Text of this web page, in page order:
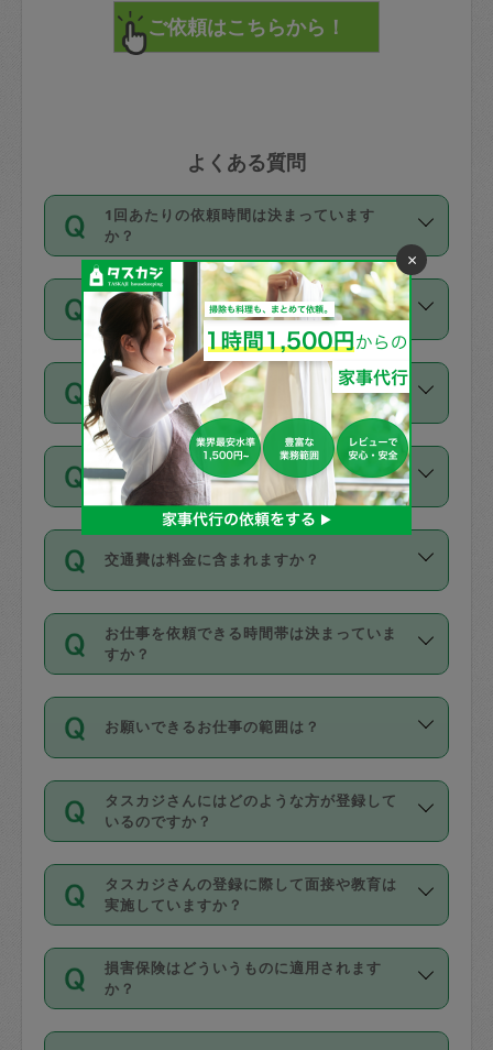
よくある質問
1回あたりの依頼時間は決まっています
か？
依頼1回につき3時間固定です。3時間を
超えて依頼したい場合は、延長機能をご
利用ください。機能をご利用いただくに
は、タスカジさんに事前に相談し、合意
の上事前申請することが必要です。な
お、3時間を下回っても、値引き等はござ
いません。
価格はどうやって決まっていますか？
11種類の価格帯の中からタスカジさん自
身が価格を選んで設定しています。
タスカジさんの価格設定には最初は制限
があり、レビュー件数、レビューの平均
値、などで除々に設定可能な最高額が上
がっていく仕組みになっています。
支払い方法を教えてください
お支払方法はクレジットカード（Visa／
Master／JCB／AMERICAN EXPRESS／
Diners Club）のみとなります。
カード情報のご登録は、依頼リクエスト
を行う際にご入力ください。プロフィー
ル登録時にはご入力いただかなくても大
丈夫です。
デビットカード・プリペイドカード（Vプ
リカ、au WALLETなど）は支払にはご利
銀行振込や現金払いも対応していませ
なお、タスカジさんの交通費も、依頼料
金のご請求と合わせてお支払いとなりま
動計算で表示されます。
同じタスカジさんに定期的にお願いする場
合はお得になる？
依頼には「スポット」と「定期（毎週｜
隔週）」があり、「定期」の依頼は「ス
ポット」よりお得な料金でご利用できま
す。
定期の最低利用回数は設けていない代わ
りに、一定数を超えたキャンセルは有償
（例：毎週定期の場合は３回以上のキャ
ンセルが有償（1200円、隔週定期の場合
は２回以上のキャンセルが有償（1200
交通費は料金に含まれますか？
交通費は依頼料金とは別途発生し、依頼
料金のご請求と合わせてお支払いとなり
ます。交通費の金額は「依頼の詳細」に
お仕事を依頼できる時間帯は決まっていま
すか？
時間帯は3種類あります。いずれも１回あ
たり３時間です。
・ＡＭ ９時～１２時
・ＰＭ １３時～１６時
・夜 １８時～２１時
開始時間を２時間前後変更することが可
能です。依頼送信後、個別にタスカジさ
んにメッセージを送り調整してくださ
い。ただし、２時間を越えての調整はで
お願いできるお仕事の範囲は？
掃除、整理収納、洗濯、買い物、料理、
作り置きです。タスカジさんによってで
きる仕事の範囲が異なりますので、依頼
する前にタスカジさんのプロフィールで
確認してください。
基本的に、高所での作業や危険作業、屋
外での作業は対象外です。
タスカジさんにはどのような方が登録して
いるのですか？
主婦として長年の家事経験をお持ちの
方、栄養士・調理師といった資格者で保
育園や学校の給食やレストランで料理関
係の専門職に従事されていた方、日本で
すでにハウスキーパーや英語の先生とし
てお仕事をしているフィリピン出身の
タスカジさんの登録に際して面接や教育は
実施していますか？
応募の際に、各自事務局との面接と説明
を行っています。その後、身分証明書の
写真提出をしていただいています。外国
損害保険はどういうものに適用されます
か？
依頼者とタスカジさんとの間でタスカジ
×